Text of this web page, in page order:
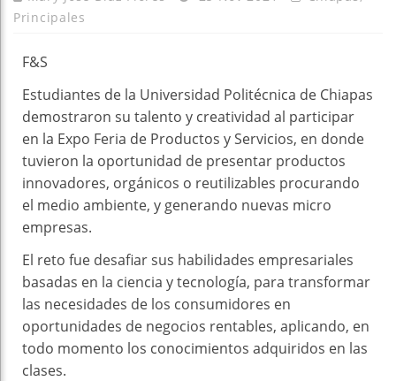
Principales
F&S
Estudiantes de la Universidad Politécnica de Chiapas
demostraron su talento y creatividad al participar
en la Expo Feria de Productos y Servicios, en donde
tuvieron la oportunidad de presentar productos
innovadores, orgánicos o reutilizables procurando
el medio ambiente, y generando nuevas micro
empresas.
El reto fue desafiar sus habilidades empresariales
basadas en la ciencia y tecnología, para transformar
las necesidades de los consumidores en
oportunidades de negocios rentables, aplicando, en
todo momento los conocimientos adquiridos en las
clases.